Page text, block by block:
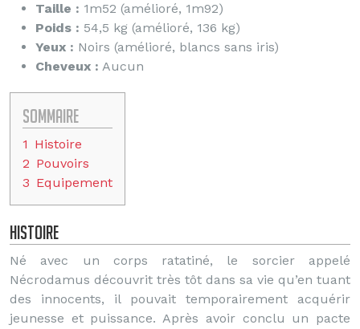
Taille : 1m52 (amélioré, 1m92)
Poids : 54,5 kg (amélioré, 136 kg)
Yeux : Noirs (amélioré, blancs sans iris)
Cheveux : Aucun
Sommaire
1 Histoire
2 Pouvoirs
3 Equipement
Histoire
Né avec un corps ratatiné, le sorcier appelé
Nécrodamus découvrit très tôt dans sa vie qu’en tuant
des innocents, il pouvait temporairement acquérir
jeunesse et puissance. Après avoir conclu un pacte